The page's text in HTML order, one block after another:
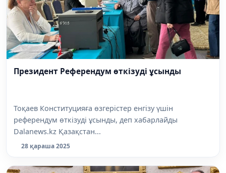
Президент Референдум өткізуді ұсынды
Тоқаев Конституцияға өзгерістер енгізу үшін
референдум өткізуді ұсынды, деп хабарлайды
Dalanews.kz Қазақстан...
28 қараша 2025